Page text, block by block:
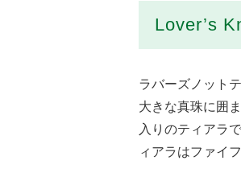
Lover’s
ラバーズノット
大きな真珠に囲
入りのティアラ
ィアラはファイ